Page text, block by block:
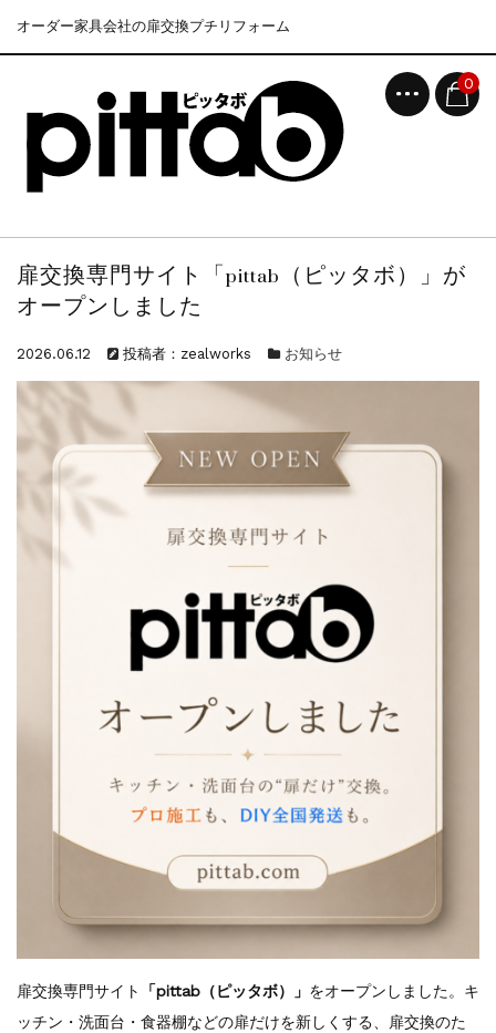
オーダー家具会社の扉交換プチリフォーム
0
扉交換専門サイト「pittab（ピッタボ）」が
オープンしました
2026.06.12 投稿者：zealworks お知らせ
扉交換専門サイト 「pittab（ピッタボ）」 をオープンしました。キ
ッチン・洗面台・食器棚などの扉だけを新しくする、扉交換のた